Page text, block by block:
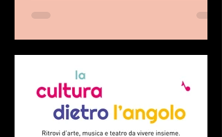
Questo programma di r itrovi d’arte,
collaborazione con la Fondazione per la
Cultura Torino, c